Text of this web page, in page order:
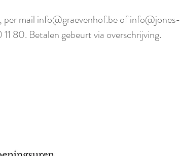
per mail info@graevenhof.be of info@jones-
80. Betalen gebeurt via overschrijving.